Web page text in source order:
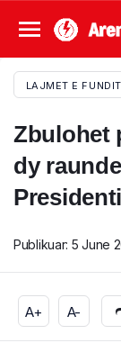
LAJMET E FUNDIT
Zbulohet
dy
Publikuar: 5 June
A+ A-